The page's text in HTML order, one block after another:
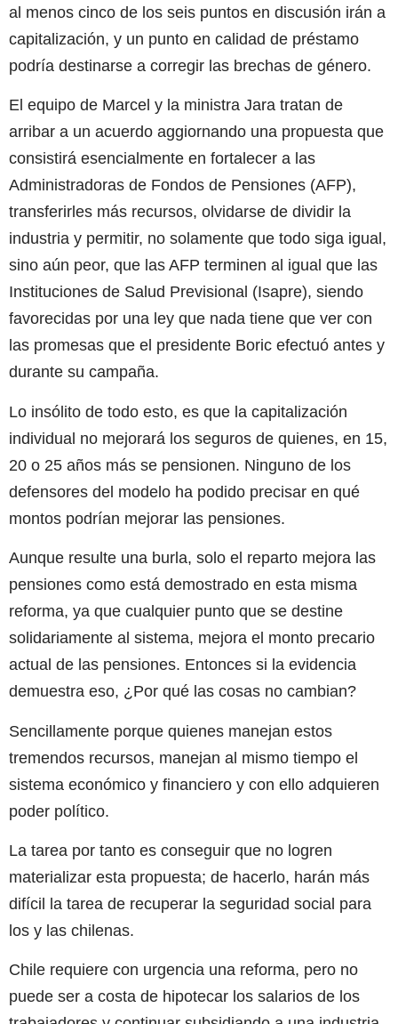
al menos cinco de los seis puntos en discusión irán a
capitalización, y un punto en calidad de préstamo
podría destinarse a corregir las brechas de género.
El equipo de Marcel y la ministra Jara tratan de
arribar a un acuerdo aggiornando una propuesta que
consistirá esencialmente en fortalecer a las
Administradoras de Fondos de Pensiones (AFP),
transferirles más recursos, olvidarse de dividir la
industria y permitir, no solamente que todo siga igual,
sino aún peor, que las AFP terminen al igual que las
Instituciones de Salud Previsional (Isapre), siendo
favorecidas por una ley que nada tiene que ver con
las promesas que el presidente Boric efectuó antes y
durante su campaña.
Lo insólito de todo esto, es que la capitalización
individual no mejorará los seguros de quienes, en 15,
20 o 25 años más se pensionen. Ninguno de los
defensores del modelo ha podido precisar en qué
montos podrían mejorar las pensiones.
Aunque resulte una burla, solo el reparto mejora las
pensiones como está demostrado en esta misma
reforma, ya que cualquier punto que se destine
solidariamente al sistema, mejora el monto precario
actual de las pensiones. Entonces si la evidencia
demuestra eso, ¿Por qué las cosas no cambian?
Sencillamente porque quienes manejan estos
tremendos recursos, manejan al mismo tiempo el
sistema económico y financiero y con ello adquieren
poder político.
La tarea por tanto es conseguir que no logren
materializar esta propuesta; de hacerlo, harán más
difícil la tarea de recuperar la seguridad social para
los y las chilenas.
Chile requiere con urgencia una reforma, pero no
puede ser a costa de hipotecar los salarios de los